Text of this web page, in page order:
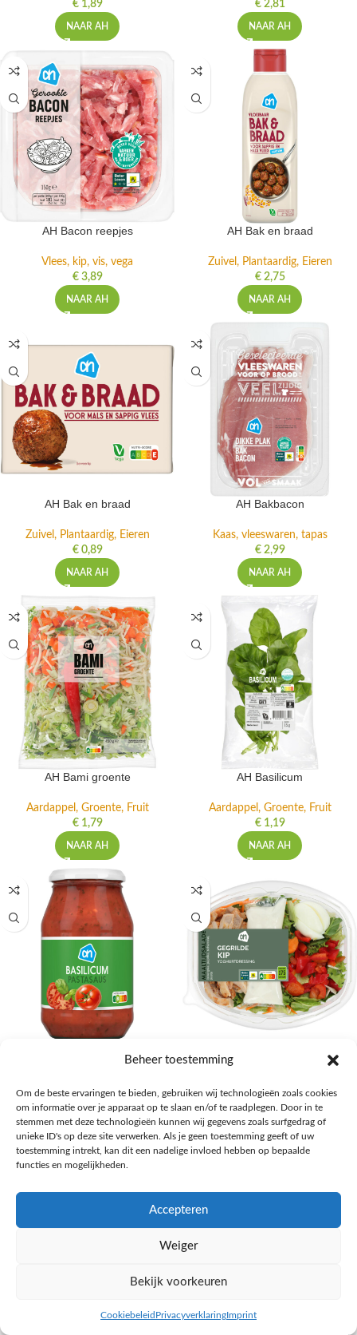
Beheer toestemming
Om de beste ervaringen te bieden, gebruiken wij technologieën zoals cookies
om informatie over je apparaat op te slaan en/of te raadplegen. Door in te
stemmen met deze technologieën kunnen wij gegevens zoals surfgedrag of
unieke ID's op deze site verwerken. Als je geen toestemming geeft of uw
toestemming intrekt, kan dit een nadelige invloed hebben op bepaalde
functies en mogelijkheden.
Accepteren
Weiger
Bekijk voorkeuren
Cookiebeleid PrivacyverklaringImprint
€1,89
NAAR AH
€2,81
NAAR AH
AH Bacon reepjes
Vlees, kip, vis, vega
€3,89
NAAR AH
AH Bak en braad
Zuivel, Plantaardig, Eieren
€2,75
NAAR AH
AH Bak en braad
Zuivel, Plantaardig, Eieren
€0,89
NAAR AH
AH Bakbacon
Kaas, vleeswaren, tapas
€2,99
NAAR AH
AH Bami groente
Aardappel, Groente, Fruit
€1,79
NAAR AH
AH Basilicum
Aardappel, Groente, Fruit
€1,19
NAAR AH
€1,59
NAAR AH
Salades,Pizza, Maaltijden
€3,39
NAAR AH